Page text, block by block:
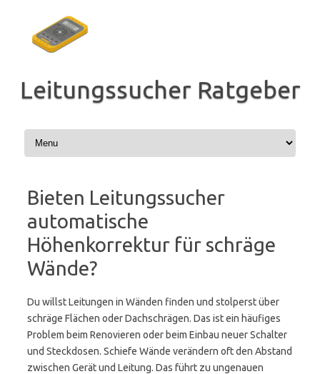
springen
Leitungssucher Ratgeber
Bieten Leitungssucher
automatische
Höhenkorrektur für schräge
Wände?
Du willst Leitungen in Wänden finden und stolperst über
schräge Flächen oder Dachschrägen. Das ist ein häufiges
Problem beim Renovieren oder beim Einbau neuer Schalter
und Steckdosen. Schiefe Wände verändern oft den Abstand
zwischen Gerät und Leitung. Das führt zu ungenauen